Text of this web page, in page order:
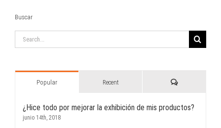
Buscar
Search
for:
Popular Recent Comments
¿Hice todo por mejorar la exhibición de mis productos?
junio 14th, 2018